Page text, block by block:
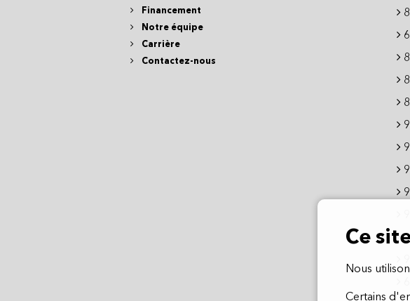
Financement
Notre équipe
Carrière
Contactez-nous
Ce
Nous
Certains